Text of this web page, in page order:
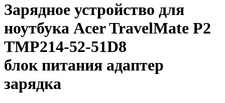
Зарядное устройство для
ноутбука Acer TravelMate P2
TMP214-52-51D8
блок питания адаптер
зарядка